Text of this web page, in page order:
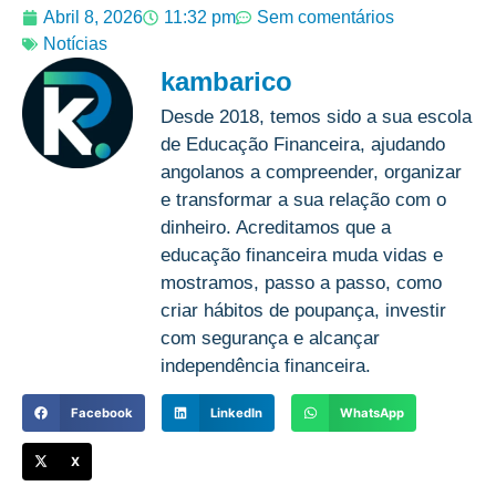
Abril 8, 2026 11:32 pm
Sem comentários
Notícias
kambarico
Desde 2018, temos sido a sua escola
de Educação Financeira, ajudando
angolanos a compreender, organizar
e transformar a sua relação com o
dinheiro. Acreditamos que a
educação financeira muda vidas e
mostramos, passo a passo, como
criar hábitos de poupança, investir
com segurança e alcançar
independência financeira.
Facebook LinkedIn WhatsApp
X